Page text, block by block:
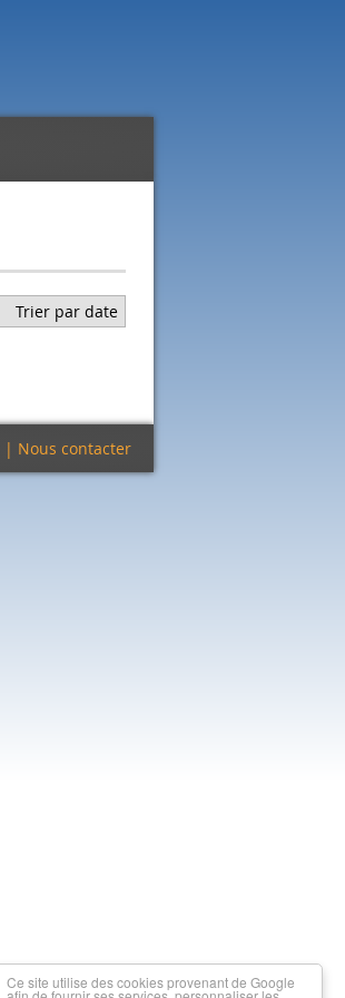
Trier par date
| Nous contacter
Ce site utilise des cookies provenant de Google